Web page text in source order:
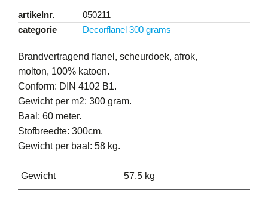
artikelnr.
050211
categorie
Decorflanel 300 grams
Brandvertragend flanel, scheurdoek, afrok,
molton, 100% katoen.
Conform: DIN 4102 B1.
Gewicht per m2: 300 gram.
Baal: 60 meter.
Stofbreedte: 300cm.
Gewicht per baal: 58 kg.
Gewicht 57,5 kg